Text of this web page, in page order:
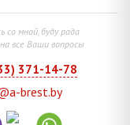
со мной, буду рада
все Ваши вопросы
371-14-78
brest.by